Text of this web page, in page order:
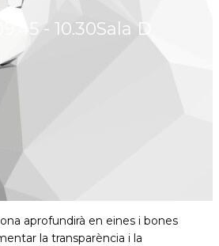
09.45 - 10.30Sala D
aprofundirà en eines i bones
la transparència i la